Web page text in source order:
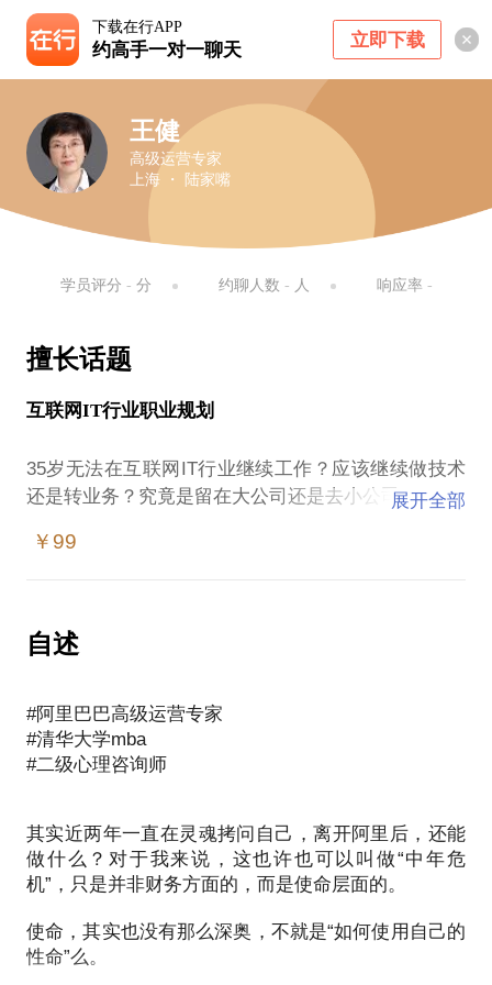
下载在行APP
约高手一对一聊天 立即下载
王健
高级运营专家
上海 ・ 陆家嘴
学员评分 - 分 约聊人数 - 人 响应率 -
擅长话题
互联网IT行业职业规划
35岁无法在互联网IT行业继续工作？应该继续做技术
还是转业务？究竟是留在大公司还是去小公司？
作为心理学专业背景的互联网人，又有过创业经历，
#从心理学专业角度，根据个体性格特点，帮助探索你
#大学6年的执教经历，客观评估个体的优势，目标和
机会；
#互联网从业十几年的经验，经历设计，产品，运营等
展开全部
￥99
自述
#阿里巴巴高级运营专家
#清华大学mba
#二级心理咨询师
其实近两年一直在灵魂拷问自己，离开阿里后，还能
做什么？对于我来说，这也许也可以叫做“中年危
机”，只是并非财务方面的，而是使命层面的。
使命，其实也没有那么深奥，不就是“如何使用自己的
性命”么。